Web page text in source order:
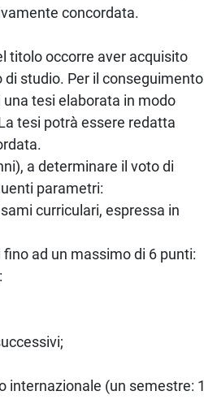
concordata.
titolo occorre aver acquisito
studio. Per il conseguimento
tesi elaborata in modo
tesi potrà essere redatta
a determinare il voto di
parametri:
curriculari, espressa in
ad un massimo di 6 punti:
internazionale (un semestre: 1